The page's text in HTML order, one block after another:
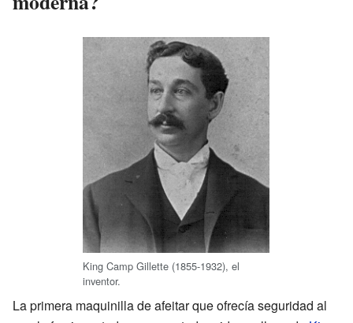
King Camp Gillette (1855-1932), el
inventor.
La primera maquinilla de afeitar que ofrecía seguridad al